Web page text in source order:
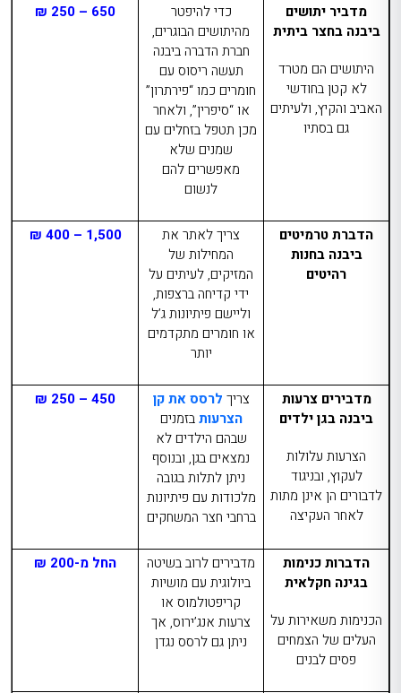
מדביר יתושים
ביבנה בחצר ביתית
היתושים הם מטרד
לא קטן בחודשי
האביב והקיץ, ולעיתים
גם בסתיו
כדי להיפטר
מהיתושים הבוגרים,
חברת הדברה ביבנה
תעשה ריסוס עם
חומרים כמו “פירתרון”
או “סיפרין”, ולאחר
מכן תטפל בזחלים עם
שמנים שלא
מאפשרים להם
לנשום
650 – 250 ₪
הדברת טרמיטים
ביבנה בחנות
רהיטים
צריך לאתר את
המחילות של
המזיקים, לעיתים על
ידי קדיחה ברצפות,
וליישם פיתיונות ג’ל
או חומרים מתקדמים
יותר
1,500 – 400 ₪
מדבירים צרעות
ביבנה בגן ילדים
הצרעות עלולות
לעקוץ, ובניגוד
לדבורים הן אינן מתות
לאחר העקיצה
צריך לרסס את קן
הצרעותבזמנים
שבהם הילדים לא
נמצאים בגן, ובנוסף
ניתן לתלות בגובה
מלכודות עם פיתיונות
ברחבי חצר המשחקים
450 – 250 ₪
הדברות כנימות
בגינה חקלאית
הכנימות משאירות על
העלים של הצמחים
פסים לבנים
מדבירים לרובבשיטה
ביולוגית עם מושיות
קריפטולמוס או
צרעות אנג’ירוס, אך
ניתן גם לרסס נגדן
החל מ-200 ₪